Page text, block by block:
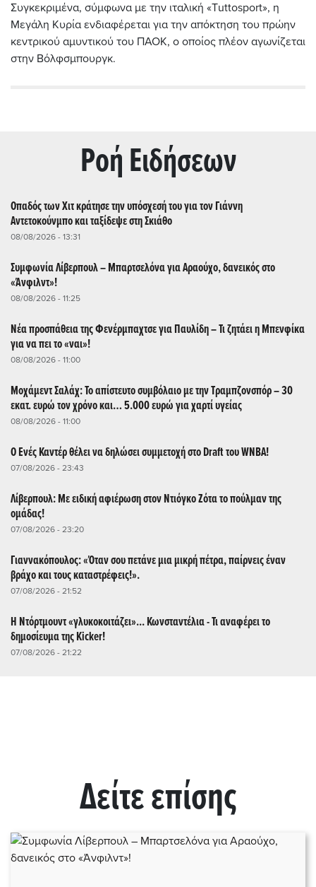
Συγκεκριμένα, σύμφωνα με την ιταλική «Τuttosport», η
Μεγάλη Κυρία ενδιαφέρεται για την απόκτηση του πρώην
κεντρικού αμυντικού του ΠΑΟΚ, ο οποίος πλέον αγωνίζεται
στην Βόλφσμπουργκ.
Ρoή Ειδήσεων
Οπαδός των Χιτ κράτησε την υπόσχεσή του για τον Γιάννη
Αντετοκούνμπο και ταξίδεψε στη Σκιάθο
08/08/2026 - 13:31
Συμφωνία Λίβερπουλ – Μπαρτσελόνα για Αραούχο, δανεικός στο
«Άνφιλντ»!
08/08/2026 - 11:25
Νέα προσπάθεια της Φενέρμπαχτσε για Παυλίδη – Τι ζητάει η Μπενφίκα
για να πει το «ναι»!
08/08/2026 - 11:00
Μοχάμεντ Σαλάχ: Το απίστευτο συμβόλαιο με την Τραμπζονσπόρ – 30
εκατ. ευρώ τον χρόνο και… 5.000 ευρώ για χαρτί υγείας
08/08/2026 - 11:00
Ο Ενές Καντέρ θέλει να δηλώσει συμμετοχή στο Draft του WNBA!
07/08/2026 - 23:43
Λίβερπουλ: Με ειδική αφιέρωση στον Ντιόγκο Ζότα το πούλμαν της
ομάδας!
07/08/2026 - 23:20
Γιαννακόπουλος: «Όταν σου πετάνε μια μικρή πέτρα, παίρνεις έναν
βράχο και τους καταστρέφεις!».
07/08/2026 - 21:52
Η Ντόρτμουντ «γλυκοκοιτάζει»... Κωνσταντέλια - Τι αναφέρει το
δημοσίευμα της Kicker!
07/08/2026 - 21:22
Δείτε επίσης